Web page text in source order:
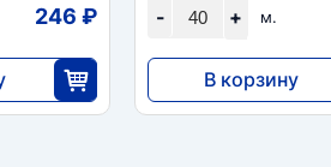
246 ₽ +
- м.
В корзину
11 648